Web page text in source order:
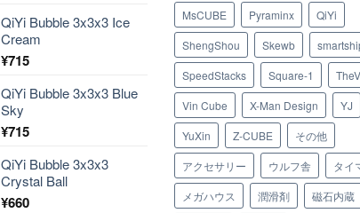
QiYi Bubble 3x3x3 Ice
Cream
¥715
QiYi Bubble 3x3x3 Blue
Sky
¥715
QiYi Bubble 3x3x3
Crystal Ball
¥660
MsCUBE
Pyraminx
QiYi
ShengShou
Skewb
SpeedStacks
Square-1
Vin Cube
X-Man Design
YJ
YuXin
Z-CUBE
その他
アクセサリー
ウルフ舎
タイ
メガハウス
潤滑剤
磁石内蔵